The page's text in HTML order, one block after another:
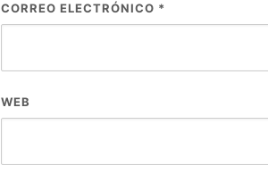
CORREO ELECTRÓNICO *
WEB